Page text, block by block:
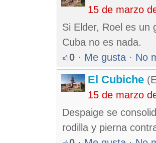
15 de marzo
Si Elder, Roel es un
Cuba no es nada.
0 · Me gusta · No
El Cubiche
15 de marzo
Despaige se
rodilla y pierna